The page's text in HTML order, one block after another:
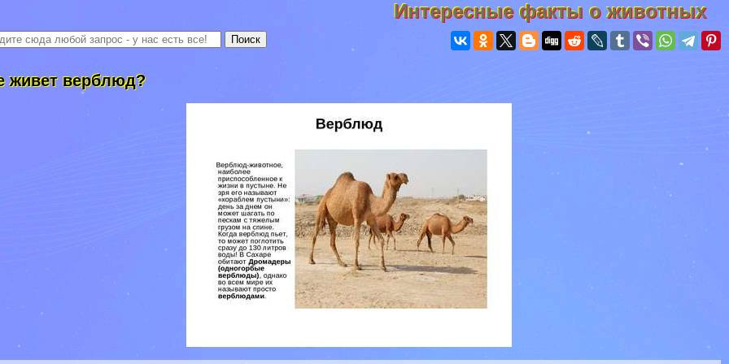
Интересные факты о животных
живет верблюд?